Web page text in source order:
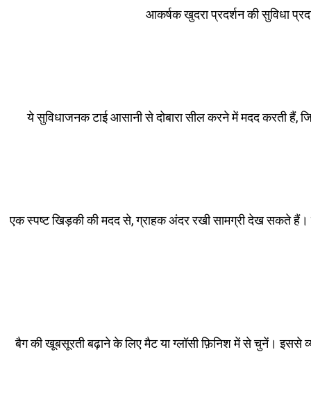
आकर्षक खुदरा प्रदर्शन की सुविधा
ये सुविधाजनक टाई आसानी से दोबारा सील करने में मदद करती हैं,
एक स्पष्ट खिड़की की मदद से, ग्राहक अंदर रखी सामग्री देख सकते हैं।
बैग की खूबसूरती बढ़ाने के लिए मैट या ग्लॉसी फ़िनिश में से चुनें। इससे